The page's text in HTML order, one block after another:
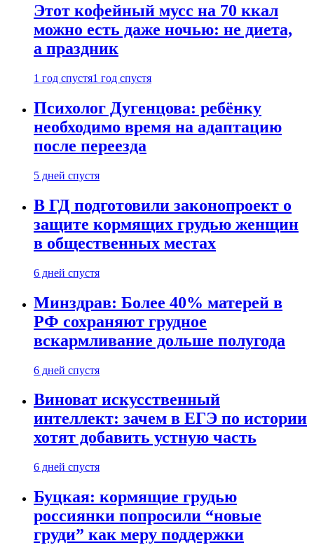
Этот кофейный мусс на 70 ккал
можно есть даже ночью: не диета,
а праздник
1 год спустя1 год спустя
Психолог Дугенцова: ребёнку
необходимо время на адаптацию
после переезда
5 дней спустя
В ГД подготовили законопроект о
защите кормящих грудью женщин
в общественных местах
6 дней спустя
Минздрав: Более 40% матерей в
РФ сохраняют грудное
вскармливание дольше полугода
6 дней спустя
Виноват искусственный
интеллект: зачем в ЕГЭ по истории
хотят добавить устную часть
6 дней спустя
Буцкая: кормящие грудью
россиянки попросили “новые
груди” как меру поддержки